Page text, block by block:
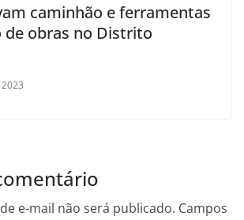
caminhão e ferramentas
de obras no Distrito
e-mail não será publicado. Campos